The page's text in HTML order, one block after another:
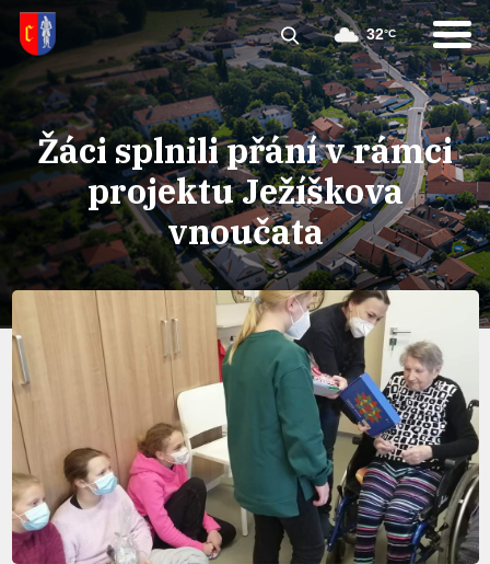
32°C
Žáci splnili přání v rámci
projektu Ježíškova
vnoučata